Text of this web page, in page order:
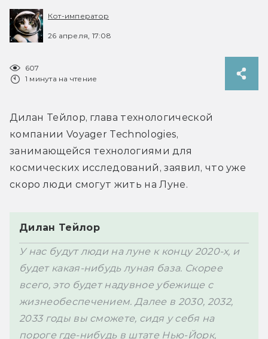
Кот-император
26 апреля, 17:08
607
1 минута на чтение
Дилан Тейлор, глава технологической
компании Voyager Technologies,
занимающейся технологиями для
космических исследований, заявил, что уже
Дилан Тейлор
У нас будут люди на луне к концу 2020-х, и
будет какая-нибудь луная база. Скорее
всего, это будет надувное убежище с
жизнеобеспечением. Далее в 2030, 2032,
2033 годы вы сможете, сидя у себя на
пороге где-нибудь в штате Нью-Йорк,